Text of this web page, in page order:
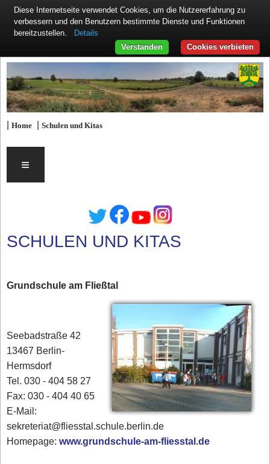
|Home |Schulen und Kitas
≡
SCHULEN UND KITAS
Grundschule am Fließtal
Seebadstraße 42
13467 Berlin-
Hermsdorf
Tel. 030 - 404 58 27
Fax: 030 - 404 40 65
E-Mail:
sekreteriat@fliesstal.schule.berlin.de
Homepage:www.grundschule-am-fliesstal.de
Diese Internetseite verwendet Cookies, um die Nutzererfahrung zu
verbessern und den Benutzern bestimmte Dienste und Funktionen
bereitzustellen.
Details
Cookies verbieten
Verstanden